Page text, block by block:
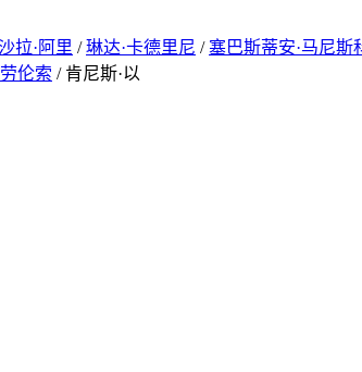
拉·阿里 /琳达·卡德里尼 / 塞巴斯蒂安·马尼斯
伦索 / 肯尼斯·以